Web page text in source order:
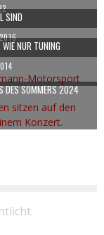
SIND
WIE NUR TUNING
DES SOMMERS 2024